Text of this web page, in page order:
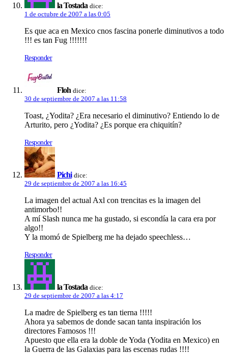
la Tostada dice:
1 de octubre de 2007 a las 0:05
Es que aca en Mexico cnos fascina ponerle diminutivos a todo
!!! es tan Fug !!!!!!!
Responder
Floh dice:
30 de septiembre de 2007 a las 11:58
Toast, ¿Yodita? ¿Era necesario el diminutivo? Entiendo lo de
Arturito, pero ¿Yodita? ¿Es porque era chiquití­n?
Responder
Pichi dice:
29 de septiembre de 2007 a las 16:45
La imagen del actual Axl con trencitas es la imagen del
antimorbo!!
A mí­ Slash nunca me ha gustado, si escondí­a la cara era por
algo!!
Y la momó de Spielberg me ha dejado speechless…
Responder
la Tostada dice:
29 de septiembre de 2007 a las 4:17
La madre de Spielberg es tan tierna !!!!!
Ahora ya sabemos de donde sacan tanta inspiración los
directores Famosos !!!
Apuesto que ella era la doble de Yoda (Yodita en Mexico) en
la Guerra de las Galaxias para las escenas rudas !!!!